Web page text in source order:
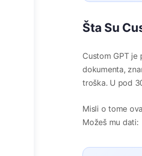
Šta Su
Custom GPT je
dokumenta,
troška. U pod
Misli o tome
Možeš mu dati: